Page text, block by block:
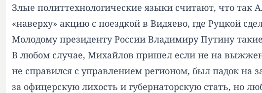
Злые политтехнологические языки считают, что
«наверху» акцию с поездкой в Видяево, где Руцкой
Молодому президенту России Владимиру Путину
В любом случае, Михайлов пришел если не на
не справился с управлением регионом, был падок на
за офицерскую лихость и губернаторскую стать, но